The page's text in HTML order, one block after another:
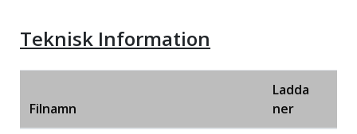
Teknisk Information
Filnamn
Ladda
ner